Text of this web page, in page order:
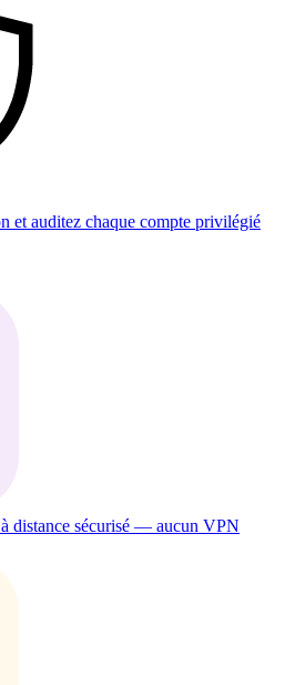
et auditez chaque compte privilégié
distance sécurisé — aucun VPN